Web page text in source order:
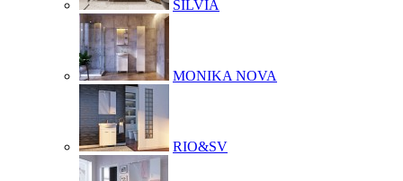
SILVIA
MONIKA NOVA
RIO&SV